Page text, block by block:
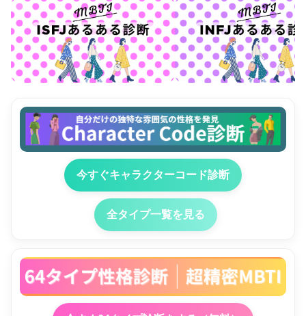
今すぐキャラクターコード診断
全タイプ一覧を見る